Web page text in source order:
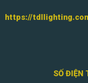
https://
SỐ ĐIỆN